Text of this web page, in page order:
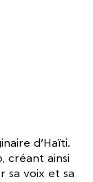
d’Haïti.
créant ainsi
sa voix et sa